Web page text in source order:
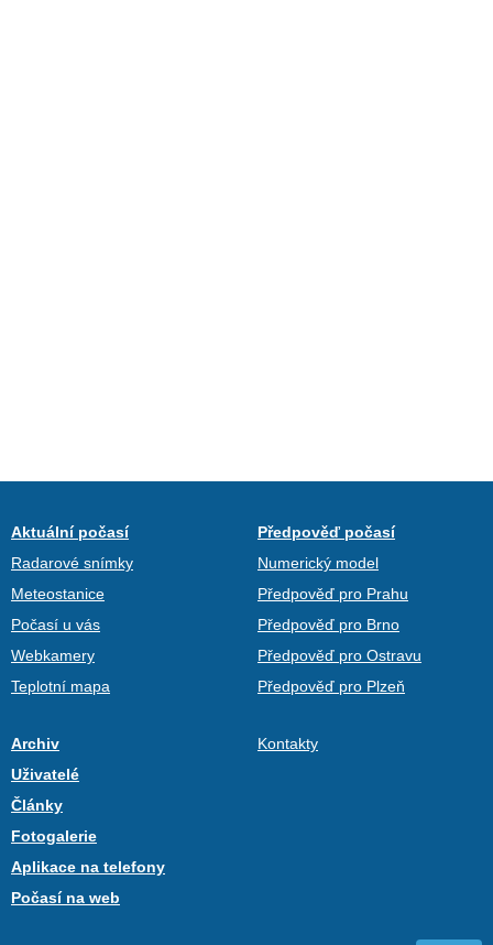
Aktuální počasí
Radarové snímky
Meteostanice
Počasí u vás
Webkamery
Teplotní mapa
Předpověď počasí
Numerický model
Předpověď pro Prahu
Předpověď pro Brno
Předpověď pro Ostravu
Předpověď pro Plzeň
Archiv
Uživatelé
Články
Fotogalerie
Aplikace na telefony
Počasí na web
Kontakty